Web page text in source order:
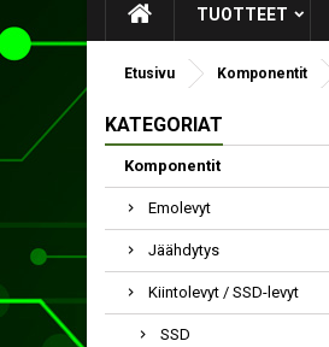
TUOTTEET
Etusivu Komponentit
KATEGORIAT
Komponentit
Emolevyt
Jäähdytys
Kiintolevyt / SSD-levyt
SSD